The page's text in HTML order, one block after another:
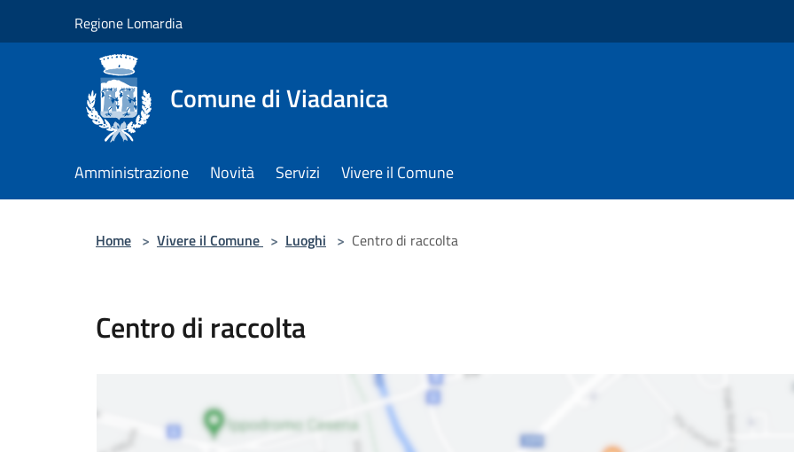
Regione Lomardia
Comune di Viadanica
Amministrazione Novità Servizi Vivere il Comune
Home > Vivere il Comune > Luoghi > Centro di raccolta
Centro di raccolta